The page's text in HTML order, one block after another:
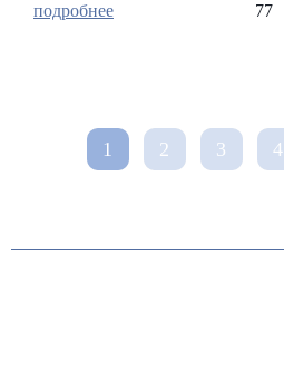
77
1 2 3 4